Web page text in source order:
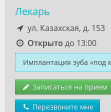
Лекарь
ул. Казахская, д. 153
Открыто до 13:00
Имплантация зуба «под
Записаться на прием
Перезвоните мне